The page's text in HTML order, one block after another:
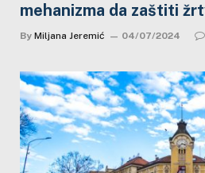
mehanizma da zaštiti
By Miljana Jeremić 04/07/2024